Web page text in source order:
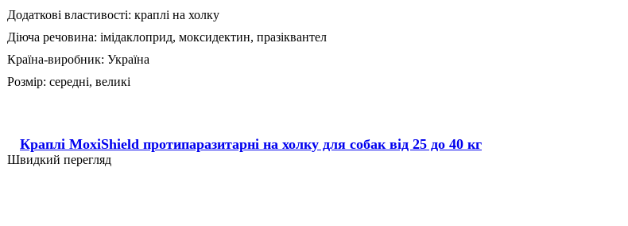
Додаткові властивості: краплі на холку
Діюча речовина: імідаклоприд, моксидектин, празіквантел
Країна-виробник: Україна
Розмір: середні, великі
Краплі MoxiShield протипаразитарні на холку для собак від 25 до 40 кг
Швидкий перегляд